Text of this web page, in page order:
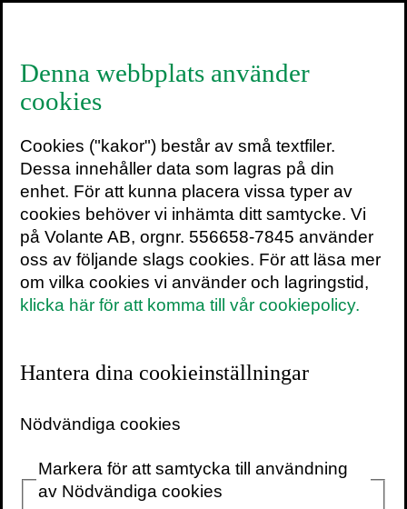
25 november 2021
Volante
Denna webbplats använder
cookies
Cookies ("kakor") består av små textfiler.
Dessa innehåller data som lagras på din
enhet. För att kunna placera vissa typer av
cookies behöver vi inhämta ditt samtycke. Vi
på Volante AB, orgnr. 556658-7845 använder
oss av följande slags cookies. För att läsa mer
om vilka cookies vi använder och lagringstid,
klicka här för att komma till vår cookiepolicy.
Hantera dina cookieinställningar
Nödvändiga cookies
Markera för att samtycka till användning
av Nödvändiga cookies